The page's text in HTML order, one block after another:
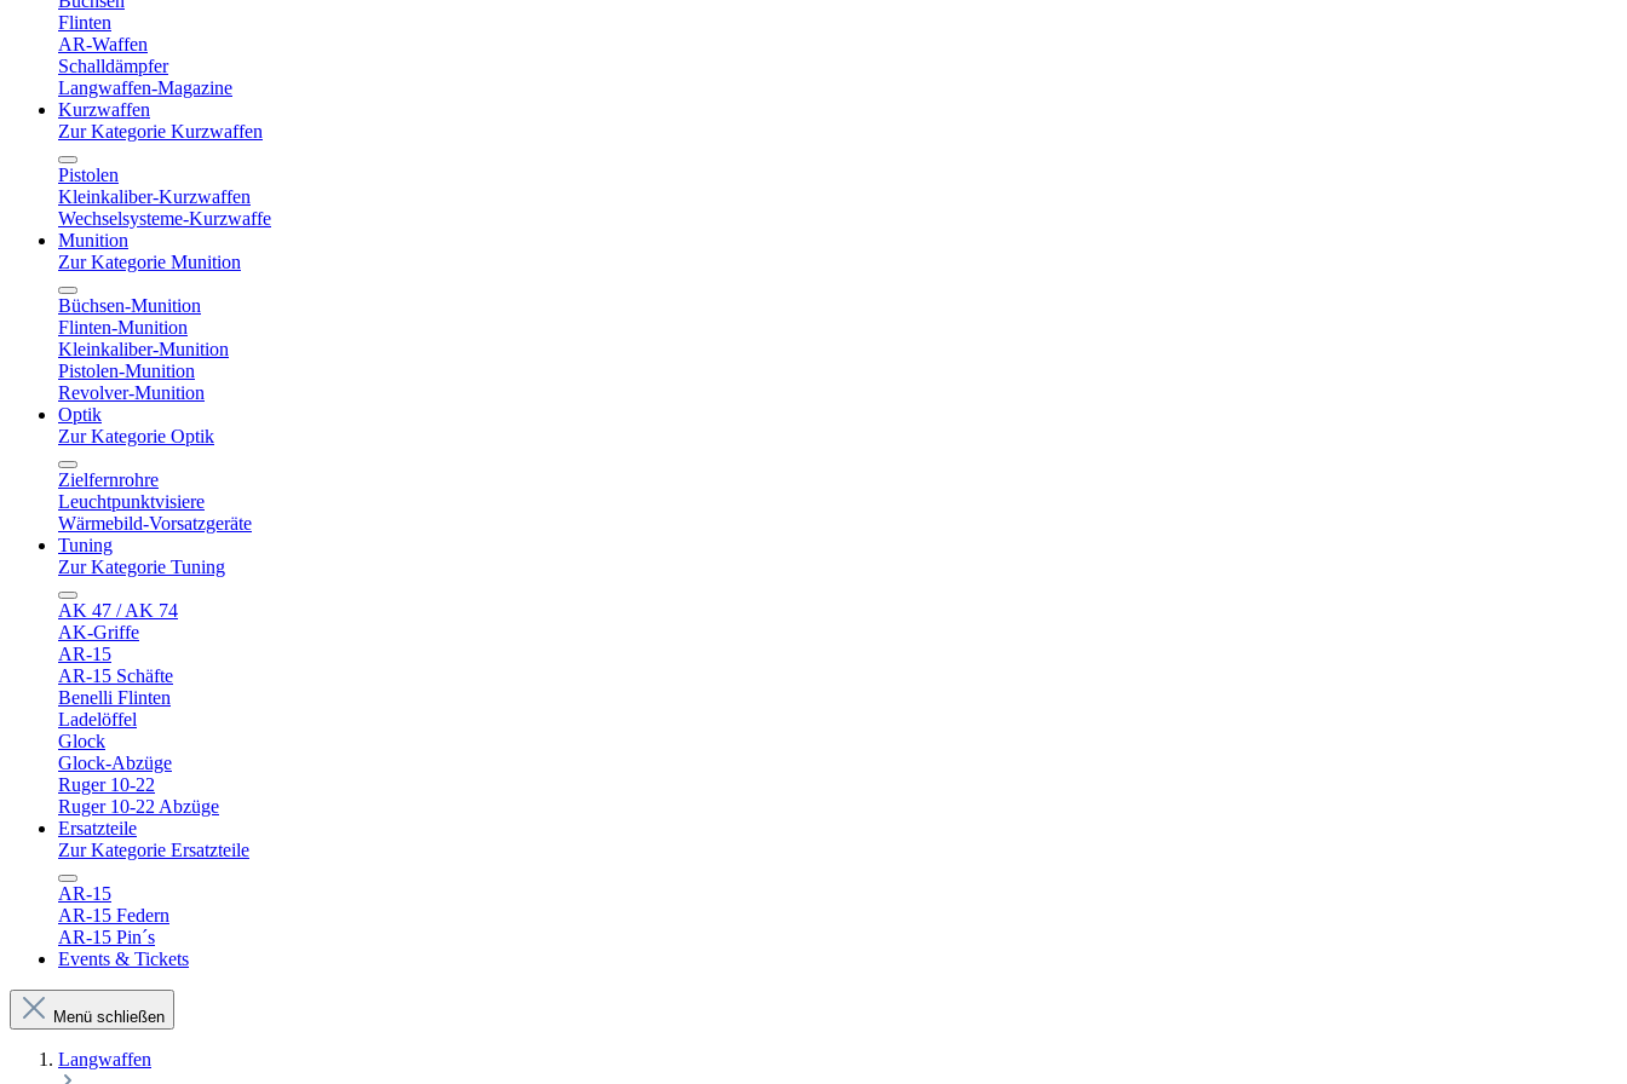
Flinten
AR-Waffen
Schalldämpfer
Langwaffen-Magazine
Kurzwaffen
Zur Kategorie Kurzwaffen
Pistolen
Kleinkaliber-Kurzwaffen
Wechselsysteme-Kurzwaffe
Munition
Zur Kategorie Munition
Büchsen-Munition
Flinten-Munition
Kleinkaliber-Munition
Pistolen-Munition
Revolver-Munition
Optik
Zur Kategorie Optik
Zielfernrohre
Leuchtpunktvisiere
Wärmebild-Vorsatzgeräte
Tuning
Zur Kategorie Tuning
AK 47 / AK 74
AK-Griffe
AR-15
AR-15 Schäfte
Benelli Flinten
Ladelöffel
Glock
Glock-Abzüge
Ruger 10-22
Ruger 10-22 Abzüge
Ersatzteile
Zur Kategorie Ersatzteile
AR-15
AR-15 Federn
AR-15 Pin´s
Events & Tickets
Menü schließen
Langwaffen